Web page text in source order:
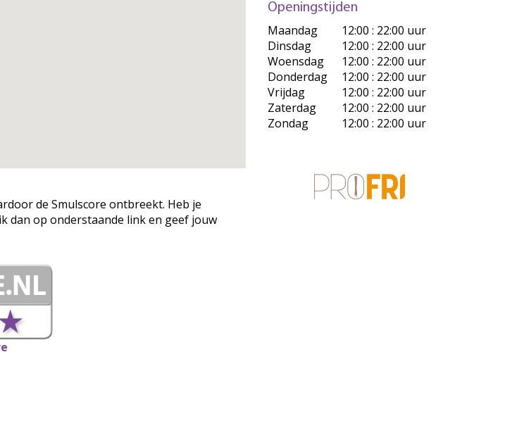
de Smulscore ontbreekt. Heb je
dan op onderstaande link en geef jouw
Openingstijden
Maandag
12:00 : 22:00 uur
Dinsdag
12:00 : 22:00 uur
Woensdag
12:00 : 22:00 uur
Donderdag
12:00 : 22:00 uur
Vrijdag
12:00 : 22:00 uur
Zaterdag
12:00 : 22:00 uur
Zondag
12:00 : 22:00 uur